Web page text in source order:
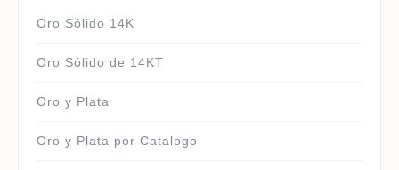
Oro Sólido 14K
Oro Sólido de 14KT
Oro y Plata
Oro y Plata por Catalogo